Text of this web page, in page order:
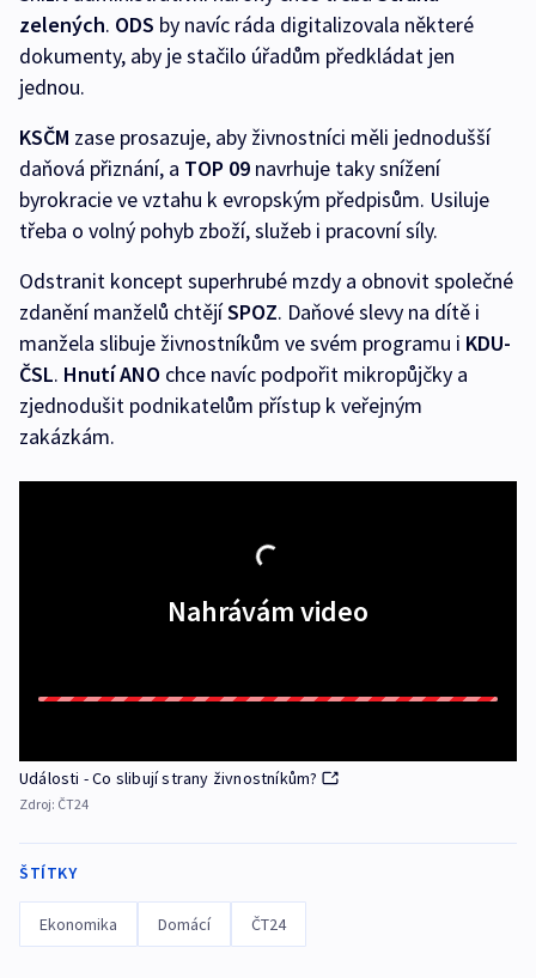
zelených. ODS by navíc ráda digitalizovala některé
dokumenty, aby je stačilo úřadům předkládat jen
jednou.
KSČM zase prosazuje, aby živnostníci měli jednodušší
daňová přiznání, a TOP 09 navrhuje taky snížení
byrokracie ve vztahu k evropským předpisům. Usiluje
třeba o volný pohyb zboží, služeb i pracovní síly.
Odstranit koncept superhrubé mzdy a obnovit společné
zdanění manželů chtějíSPOZ. Daňové slevy na dítě i
manžela slibuje živnostníkům ve svém programu i KDU-
ČSL. Hnutí ANO chce navíc podpořit mikropůjčky a
zjednodušit podnikatelům přístup k veřejným
zakázkám.
Nahrávám video
Události - Co slibují strany živnostníkům?
Zdroj: ČT24
ŠTÍTKY
Ekonomika Domácí ČT24